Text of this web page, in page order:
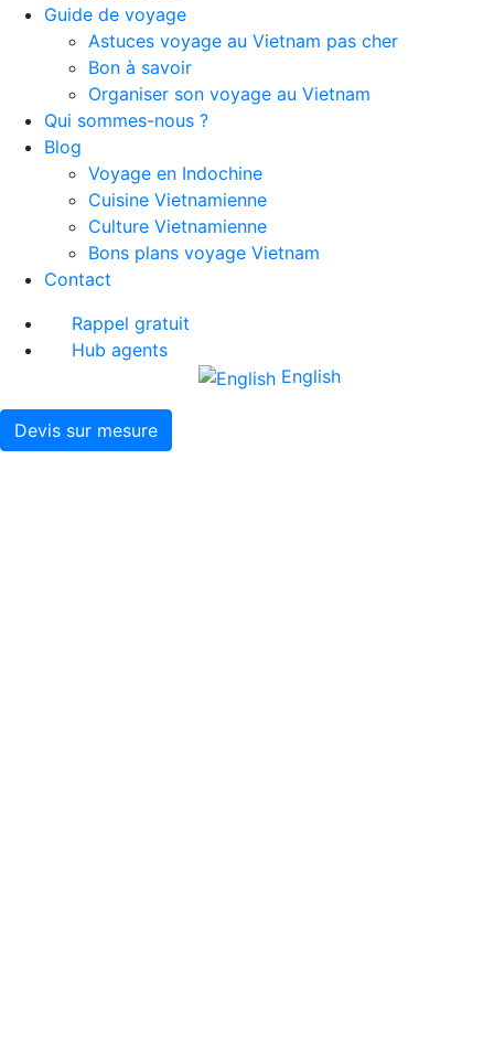
Guide de voyage
Astuces voyage au Vietnam pas cher
Bon à savoir
Organiser son voyage au Vietnam
Qui sommes-nous ?
Blog
Voyage en Indochine
Cuisine Vietnamienne
Culture Vietnamienne
Bons plans voyage Vietnam
Contact
Rappel gratuit
Hub agents
English
Devis sur mesure